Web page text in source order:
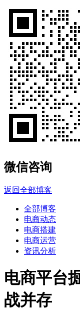
微信咨询
返回全部博客
全部博客
电商动态
电商搭建
电商运营
资讯分析
电商平台
战并存